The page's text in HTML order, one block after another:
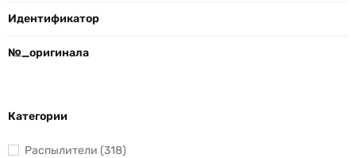
Категории
Распылители (318)
Идентификатор
№_оригинала